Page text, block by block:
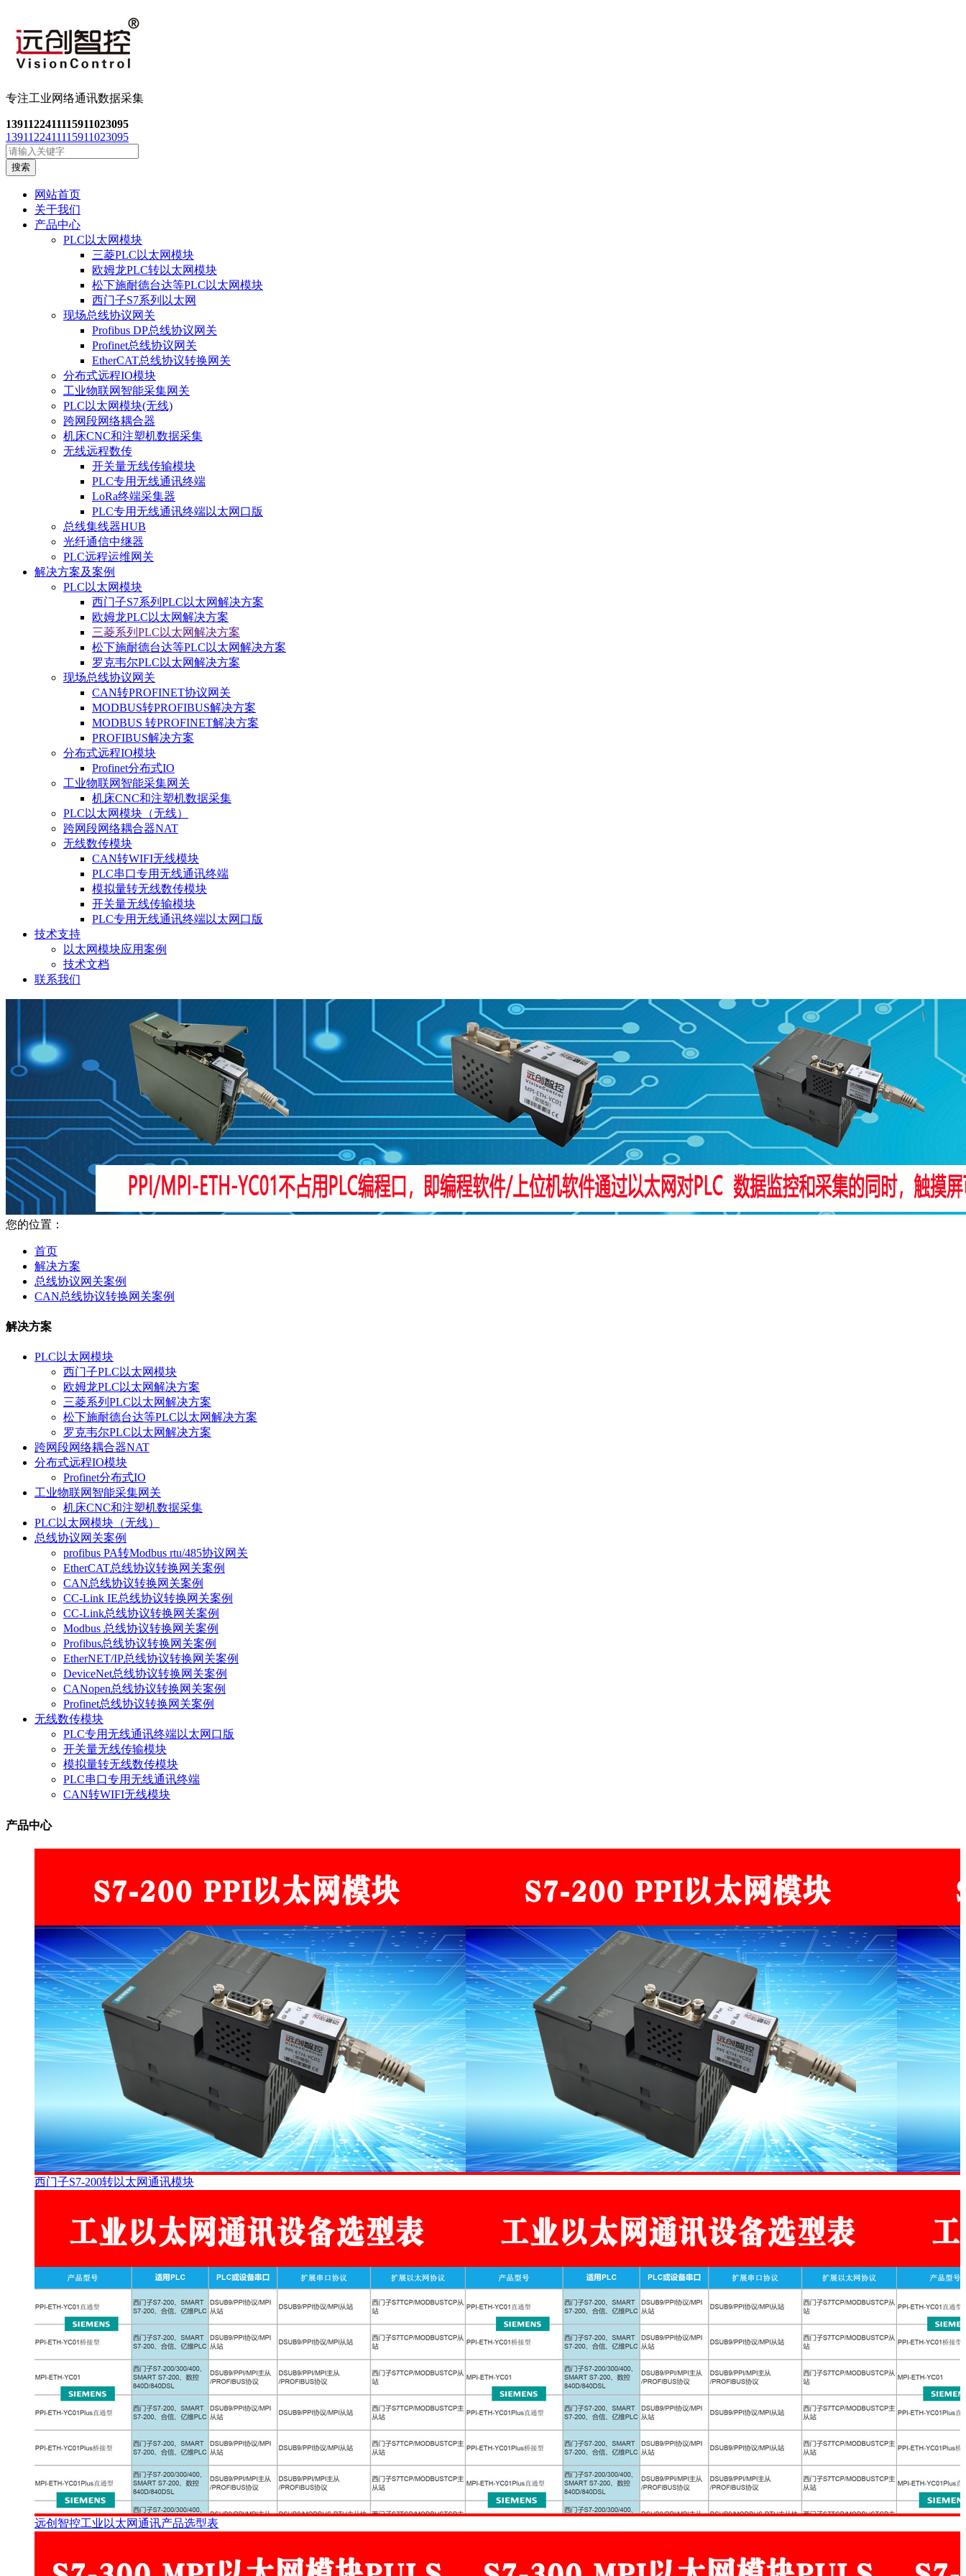
专注工业网络通讯数据采集
1391122411115911023095
1391122411115911023095
搜索
网站首页
关于我们
产品中心
PLC以太网模块
三菱PLC以太网模块
欧姆龙PLC转以太网模块
松下施耐德台达等PLC以太网模块
西门子S7系列以太网
现场总线协议网关
Profibus DP总线协议网关
Profinet总线协议网关
EtherCAT总线协议转换网关
分布式远程IO模块
工业物联网智能采集网关
PLC以太网模块(无线)
跨网段网络耦合器
机床CNC和注塑机数据采集
无线远程数传
开关量无线传输模块
PLC专用无线通讯终端
LoRa终端采集器
PLC专用无线通讯终端以太网口版
总线集线器HUB
光纤通信中继器
PLC远程运维网关
解决方案及案例
PLC以太网模块
西门子S7系列PLC以太网解决方案
欧姆龙PLC以太网解决方案
三菱系列PLC以太网解决方案
松下施耐德台达等PLC以太网解决方案
罗克韦尔PLC以太网解决方案
现场总线协议网关
CAN转PROFINET协议网关
MODBUS转PROFIBUS解决方案
MODBUS 转PROFINET解决方案
PROFIBUS解决方案
分布式远程IO模块
Profinet分布式IO
工业物联网智能采集网关
机床CNC和注塑机数据采集
PLC以太网模块（无线）
跨网段网络耦合器NAT
无线数传模块
CAN转WIFI无线模块
PLC串口专用无线通讯终端
模拟量转无线数传模块
开关量无线传输模块
PLC专用无线通讯终端以太网口版
技术支持
以太网模块应用案例
技术文档
联系我们
您的位置：
首页
解决方案
总线协议网关案例
CAN总线协议转换网关案例
解决方案
PLC以太网模块
西门子PLC以太网模块
欧姆龙PLC以太网解决方案
三菱系列PLC以太网解决方案
松下施耐德台达等PLC以太网解决方案
罗克韦尔PLC以太网解决方案
跨网段网络耦合器NAT
分布式远程IO模块
Profinet分布式IO
工业物联网智能采集网关
机床CNC和注塑机数据采集
PLC以太网模块（无线）
总线协议网关案例
profibus PA转Modbus rtu/485协议网关
EtherCAT总线协议转换网关案例
CAN总线协议转换网关案例
CC-Link IE总线协议转换网关案例
CC-Link总线协议转换网关案例
Modbus 总线协议转换网关案例
Profibus总线协议转换网关案例
EtherNET/IP总线协议转换网关案例
DeviceNet总线协议转换网关案例
CANopen总线协议转换网关案例
Profinet总线协议转换网关案例
无线数传模块
PLC专用无线通讯终端以太网口版
开关量无线传输模块
模拟量转无线数传模块
PLC串口专用无线通讯终端
CAN转WIFI无线模块
产品中心
西门子S7-200转以太网通讯模块
远创智控工业以太网通讯产品选型表